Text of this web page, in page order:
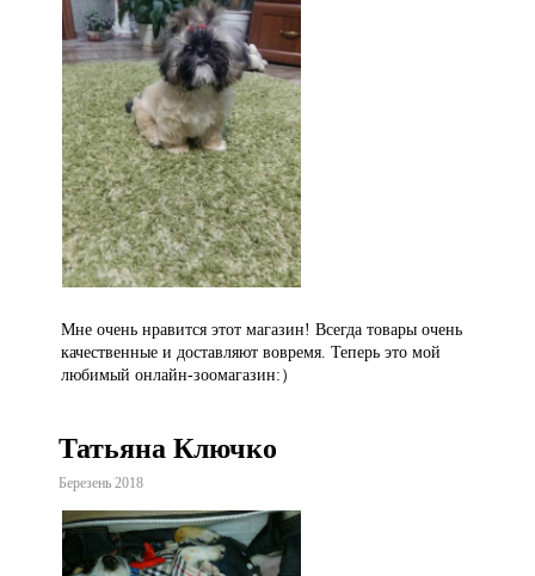
Мне очень нравится этот магазин! Всегда товары очень
качественные и доставляют вовремя. Теперь это мой
любимый онлайн-зоомагазин:）
Татьяна Ключко
Березень 2018